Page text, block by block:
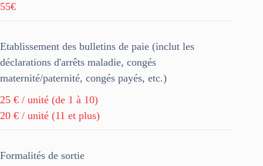
55€
Etablissement des bulletins de paie (inclut les
déclarations d'arrêts maladie, congés
maternité/paternité, congés payés, etc.)
25 € / unité (de 1 à 10)
20 € / unité (11 et plus)
Formalités de sortie